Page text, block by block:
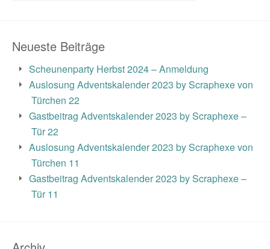
Neueste Beiträge
Scheunenparty Herbst 2024 – Anmeldung
Auslosung Adventskalender 2023 by Scraphexe von
Türchen 22
Gastbeitrag Adventskalender 2023 by Scraphexe –
Tür 22
Auslosung Adventskalender 2023 by Scraphexe von
Türchen 11
Gastbeitrag Adventskalender 2023 by Scraphexe –
Tür 11